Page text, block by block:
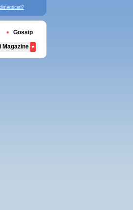
dimenticati?
Gossip
Magazine